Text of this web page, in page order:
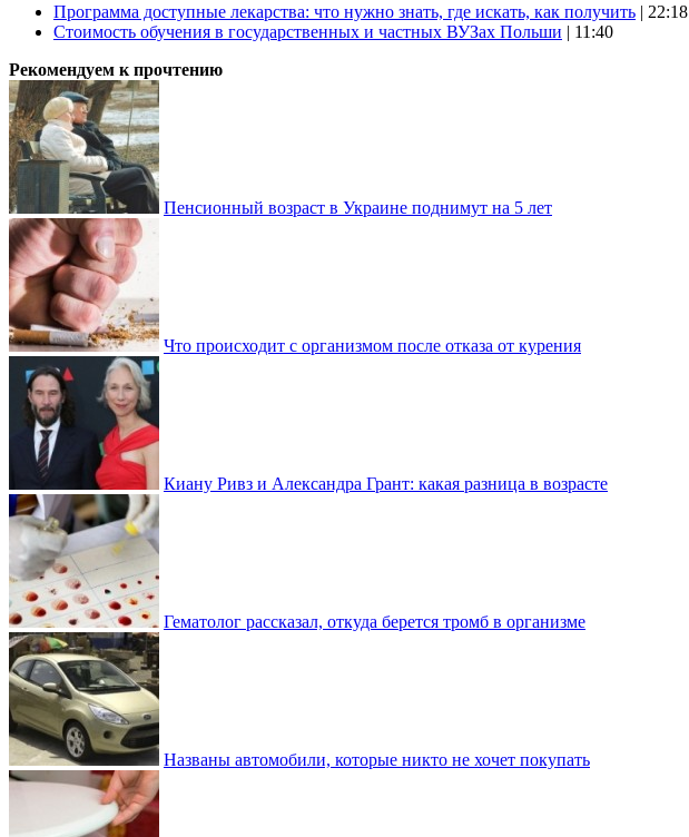
Программа доступные лекарства: что нужно знать, где искать, как получить | 22:18
Стоимость обучения в государственных и частных ВУЗах Польши | 11:40
Рекомендуем к прочтению
Пенсионный возраст в Украине поднимут на 5 лет
Что происходит с организмом после отказа от курения
Киану Ривз и Александра Грант: какая разница в возрасте
Гематолог рассказал, откуда берется тромб в организме
Названы автомобили, которые никто не хочет покупать